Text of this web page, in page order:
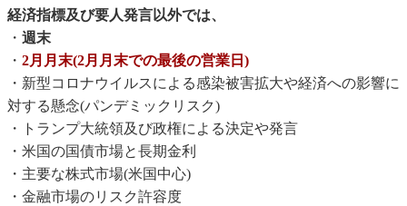
経済指標及び要人発言以外では、
・ 週末
・ 2月月末(2月月末での最後の営業日)
・新型コロナウイルスによる感染被害拡大や経済への影響に
対する懸念(パンデミックリスク)
・トランプ大統領及び政権による決定や発言
・米国の国債市場と長期金利
・主要な株式市場(米国中心)
・金融市場のリスク許容度